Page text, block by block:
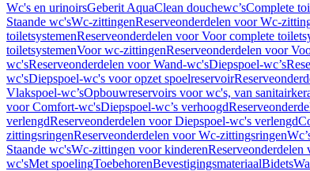
Wc's en urinoirsGeberit AquaClean douchewc’sComplete
Staande wc'sWc-zittingenReserveonderdelen voor Wc-
toiletsystemenReserveonderdelen voor Voor complete
toiletsystemenVoor wc-zittingenReserveonderdelen voor
wc'sReserveonderdelen voor Wand-wc'sDiepspoel-wc’s
wc'sDiepspoel-wc's voor opzet spoelreservoir
Vlakspoel-wc’sOpbouwreservoirs voor wc's, van
voor Comfort-wc'sDiepspoel-wc’s verhoogd
verlengdReserveonderdelen voor Diepspoel-wc's verlengd
zittingsringenReserveonderdelen voor Wc-zittingsringen
Staande wc'sWc-zittingen voor kinderen
wc'sMet spoelingToebehorenBevestigingsmateriaalBidets